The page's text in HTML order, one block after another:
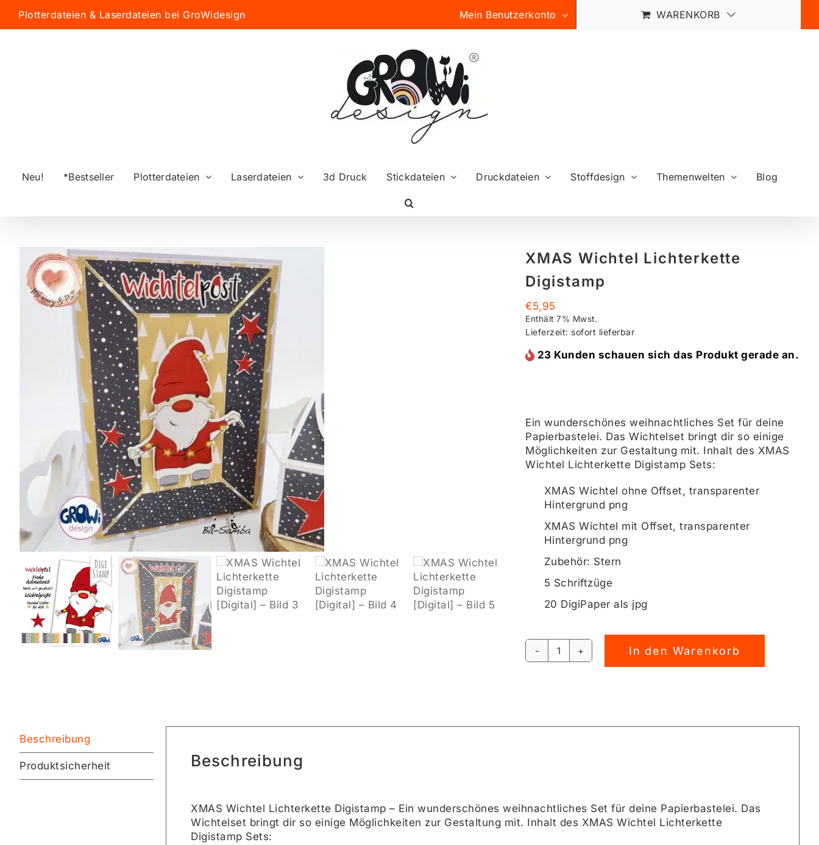
InhaltPlotterdateien & Laserdateien bei GroWidesign Mein Benutzerkonto WARENKORB
Neu! *Bestseller Plotterdateien Laserdateien 3d Druck Stickdateien Druckdateien Stoffdesign Themenwelten Blog
XMAS Wichtel Lichterkette
Digistamp
€5,95
Enthält 7% Mwst.
Lieferzeit: sofort lieferbar
23 Kunden schauen sich das Produkt gerade an.
Ein wunderschönes weihnachtliches Set für deine
Papierbastelei. Das Wichtelset bringt dir so einige
Möglichkeiten zur Gestaltung mit. Inhalt des XMAS
Wichtel Lichterkette Digistamp Sets:
XMAS Wichtel ohne Offset, transparenter
Hintergrund png
XMAS Wichtel mit Offset, transparenter
Hintergrund png
Zubehör: Stern
5 Schriftzüge
20 DigiPaper als jpg
XMAS
Menge
In den Warenkorb
Alternative:
Beschreibung
Produktsicherheit Beschreibung
XMAS Wichtel Lichterkette Digistamp – Ein wunderschönes weihnachtliches Set für deine Papierbastelei. Das
Wichtelset bringt dir so einige Möglichkeiten zur Gestaltung mit. Inhalt des XMAS Wichtel Lichterkette
Digistamp Sets: